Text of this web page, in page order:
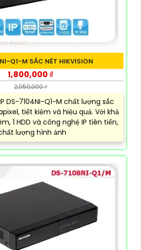
Q1-M SẮC NÉT HIKVISION
1,800,000 ₫
2,050,000 ₫
DS-7104NI-Q1-M chất lượng sắc
tiết kiệm và hiệu quả. Với khả
1 HDD và công nghệ IP tiên tiến,
lượng hình ảnh